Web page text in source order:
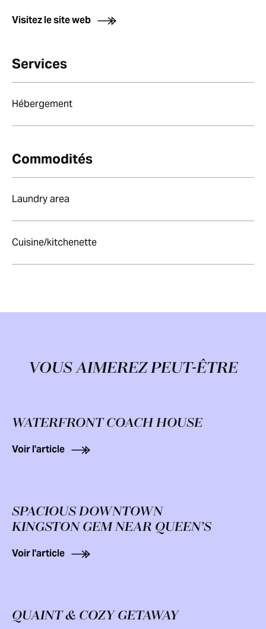
Visitez le site web
Services
Hébergement
Commodités
Laundry area
Cuisine/kitchenette
VOUS AIMEREZ PEUT-ÊTRE
WATERFRONT COACH HOUSE
Voir l'article
SPACIOUS DOWNTOWN
KINGSTON GEM NEAR QUEEN’S
Voir l'article
QUAINT & COZY GETAWAY